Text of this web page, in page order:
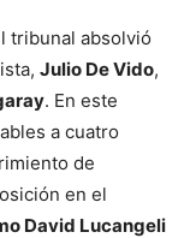
tribunal absolvió
Julio De Vido,
. En este
a cuatro
de
en el
David Lucangeli